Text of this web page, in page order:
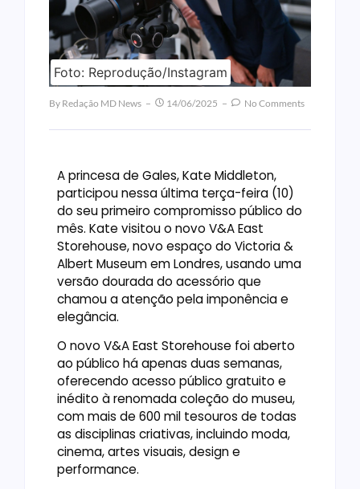
Foto: Reprodução/Instagram
By Redação MD News 14/06/2025 No Comments
A princesa de Gales, Kate Middleton,
participou nessa última terça-feira (10)
do seu primeiro compromisso público do
mês. Kate visitou o novo V&A East
Storehouse, novo espaço do Victoria &
Albert Museum em Londres, usando uma
versão dourada do acessório que
chamou a atenção pela imponência e
elegância.
O novo V&A East Storehouse foi aberto
ao público há apenas duas semanas,
oferecendo acesso público gratuito e
inédito à renomada coleção do museu,
com mais de 600 mil tesouros de todas
as disciplinas criativas, incluindo moda,
cinema, artes visuais, design e
performance.